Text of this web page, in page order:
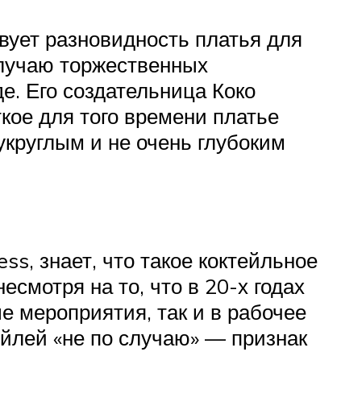
разновидность платья для
торжественных
Его создательница Коко
для того времени платье
и не очень глубоким
знает, что такое коктейльное
на то, что в 20-х годах
мероприятия, так и в рабочее
«не по случаю» — признак